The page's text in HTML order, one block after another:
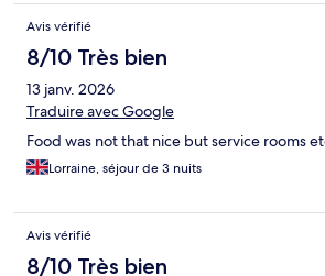
Avis vérifié
8/10 Très bien
13 janv. 2026
Traduire avec Google
Food was not that nice but service rooms
Lorraine, séjour de 3 nuits
Avis vérifié
8/10 Très bien